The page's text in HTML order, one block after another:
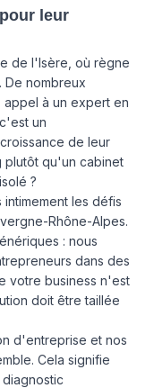
leur
de l'Isère, où règne
De nombreux
à un expert en
un
de leur
plutôt qu'un cabinet
?
les défis
Rhône-Alpes.
: nous
dans des
votre business n'est
doit être taillée
d'entreprise et nos
Cela signifie